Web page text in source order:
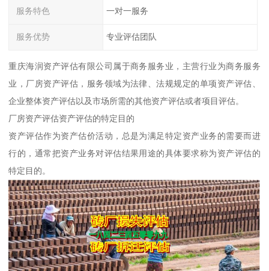
服务特色 一对一服务
服务优势 专业评估团队
重庆海润资产评估有限公司属于商务服务业，主营行业为商务服务
业，厂房资产评估，服务领域为法律、法规规定的单项资产评估、
企业整体资产评估以及市场所需的其他资产评估或者项目评估。
厂房资产评估资产评估的特定目的
资产评估作为资产估价活动，总是为满足特定资产业务的需要而进
行的，通常把资产业务对评估结果用途的具体要求称为资产评估的
特定目的。